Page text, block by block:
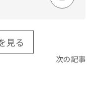
見る
次の記事